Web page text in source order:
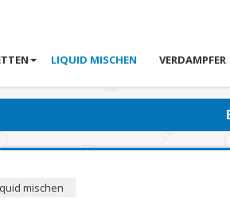
LIQUID MISCHEN VERDAMPFER
mischen